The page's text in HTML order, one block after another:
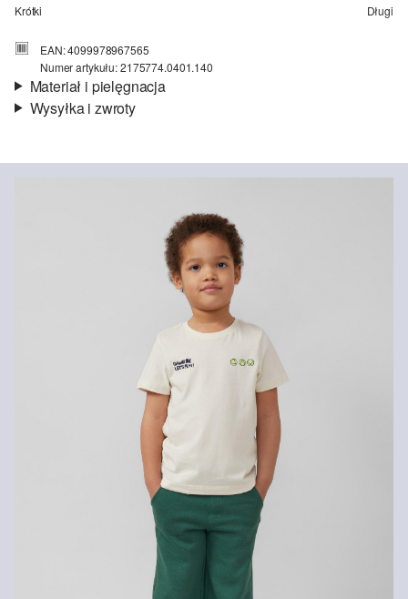
Krótki Długi
EAN: 4099978967565
Numer artykułu: 2175774.0401.140
Materiał i pielęgnacja
Material: bawełna
Nie wybielać/nie chlorować
Nie suszyć w suszarce bębnowej
Nie czyścić chemicznie
Pranie standardowe 30°C
Prasować w średniej temperaturze
Wysyłka i zwroty
Czas dostawy jest wyświetlany podczas procesu zamówienia (kroki
Koszt wysyłki wynosi 15 zł (opłata ryczałtowa).
Zwrot produktów możliwy jest w ciągu 14 dni.